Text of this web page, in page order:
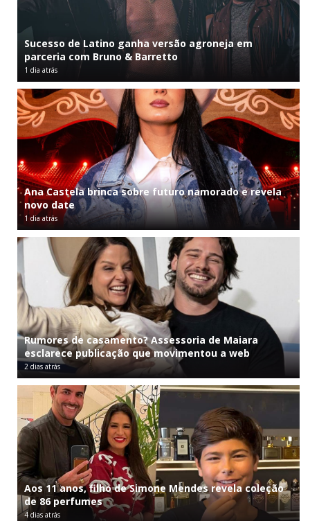
Sucesso de Latino ganha versão agroneja em
parceria com Bruno & Barretto
1 dia atrás
Ana Castela brinca sobre futuro namorado e revela
novo date
1 dia atrás
Rumores de casamento? Assessoria de Maiara
esclarece publicação que movimentou a web
2 dias atrás
Aos 11 anos, filho de Simone Mendes revela coleção
de 86 perfumes
4 dias atrás